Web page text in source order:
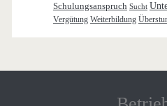
Schulungsanspruch Sucht
Vergütung Weiterbildung